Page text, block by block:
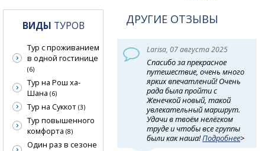
ДРУГИЕ ОТЗЫВЫ
Larisa, 07 августа 2025
Спасибо за прекрасное
путешествие, очень много
ярких впечатлений! Очень
рада была пройти с
Женечкой новый, такой
увлекательный маршрут.
Удачи в твоём нелёгком
труде и чтобы все группы
были как наша!Подробнее>
ВИДЫ ТУРОВ
Тур с проживанием
в одной гостинице
(6)
Тур на Рош ха-
Шана (6)
Тур на Суккот (3)
Тур повышенного
комфорта (8)
Один раз в сезоне